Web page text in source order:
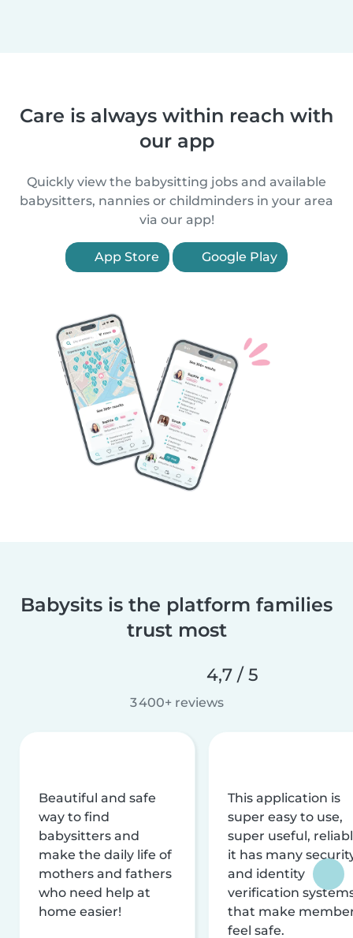
Care is always within reach with
our app
Quickly view the babysitting jobs and available
babysitters, nannies or childminders in your area
via our app!
App Store Google Play
Babysits is the platform families
trust most
4,7 / 5
3 400+ reviews
Beautiful and safe
way to find
babysitters and
make the daily life of
mothers and fathers
who need help at
home easier!
This application is
super easy to use,
super useful,
it has many
and identity
verification
that make
feel safe.